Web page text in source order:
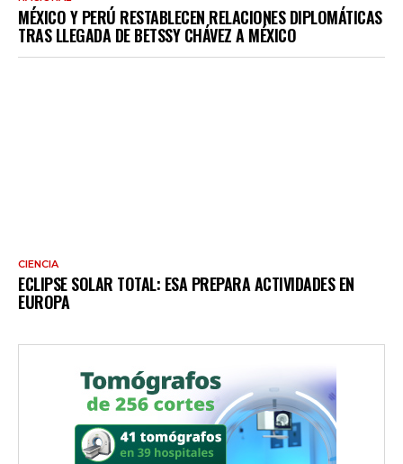
MÉXICO Y PERÚ RESTABLECEN RELACIONES DIPLOMÁTICAS
TRAS LLEGADA DE BETSSY CHÁVEZ A MÉXICO
CIENCIA
ECLIPSE SOLAR TOTAL: ESA PREPARA ACTIVIDADES EN
EUROPA